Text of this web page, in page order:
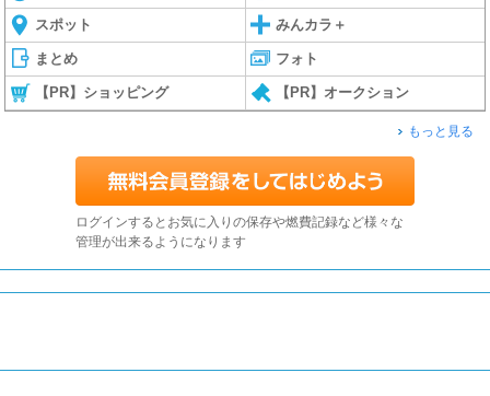
スポット みんカラ＋
まとめ フォト
【PR】ショッピング 【PR】オークション
もっと見る
ログインするとお気に入りの保存や燃費記録など様々な
管理が出来るようになります